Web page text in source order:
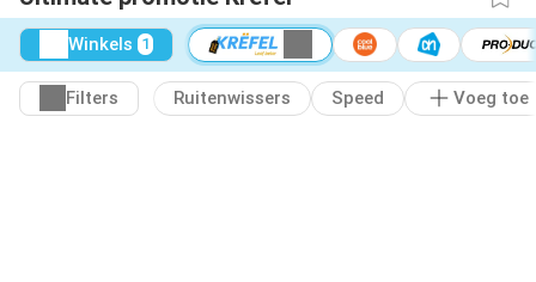
Winkels 1
Filters Ruitenwissers Speed Voeg toe